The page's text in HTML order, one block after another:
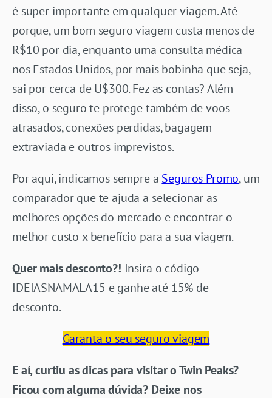
é super importante em qualquer viagem. Até
porque, um bom seguro viagem custa menos de
R$10 por dia, enquanto uma consulta médica
nos Estados Unidos, por mais bobinha que seja,
sai por cerca de U$300. Fez as contas? Além
disso, o seguro te protege também de voos
atrasados, conexões perdidas, bagagem
extraviada e outros imprevistos.
Por aqui, indicamos sempre a Seguros Promo, um
comparador que te ajuda a selecionar as
melhores opções do mercado e encontrar o
melhor custo x benefício para a sua viagem.
Quer mais desconto?! Insira o código
IDEIASNAMALA15 e ganhe até 15% de
desconto.
Garanta o seu seguro viagem
E aí, curtiu as dicas para visitar o Twin Peaks?
Ficou com alguma dúvida? Deixe nos